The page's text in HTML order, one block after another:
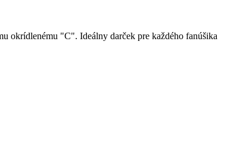
okrídlenému "C". Ideálny darček pre každého fanúšika